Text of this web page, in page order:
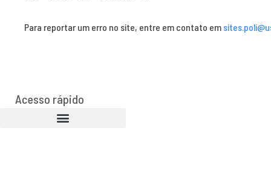
Para reportar um erro no site, entre em contato em
Acesso rápido